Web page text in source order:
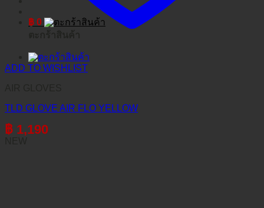
฿ 0
ADD TO WISHLIST
TLD GLOVE AIR FLO YELLOW
฿ 1,190